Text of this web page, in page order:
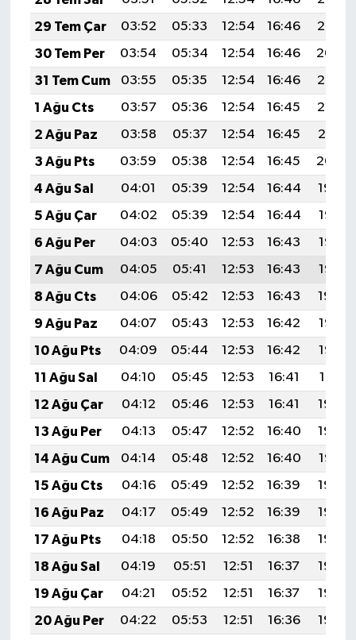
29 Tem Çar
03:52 05:33 12:54 16:46
20:05
30 Tem Per
03:54 05:34 12:54 16:46
20:04
31 Tem Cum
03:55 05:35 12:54 16:46
20:03
1 Ağu Cts
03:57 05:36 12:54 16:45
20:02
2 Ağu Paz
03:58 05:37 12:54 16:45
20:01
3 Ağu Pts
03:59 05:38 12:54 16:45
20:00
4 Ağu Sal
04:01 05:39 12:54 16:44
19:59
5 Ağu Çar
04:02 05:39 12:54 16:44
19:58
6 Ağu Per
04:03 05:40 12:53 16:43
19:57
7 Ağu Cum
04:05 05:41 12:53 16:43
19:56
8 Ağu Cts
04:06 05:42 12:53 16:43
19:54
9 Ağu Paz
04:07 05:43 12:53 16:42
19:53
10 Ağu Pts
04:09 05:44 12:53 16:42
19:52
11 Ağu Sal
04:10 05:45 12:53 16:41
19:51
12 Ağu Çar
04:12 05:46 12:53 16:41
19:50
13 Ağu Per
04:13 05:47 12:52 16:40
19:48
14 Ağu Cum
04:14 05:48 12:52 16:40
19:47
15 Ağu Cts
04:16 05:49 12:52 16:39
19:46
16 Ağu Paz
04:17 05:49 12:52 16:39
19:44
17 Ağu Pts
04:18 05:50 12:52 16:38
19:43
18 Ağu Sal
04:19 05:51 12:51 16:37
19:42
19 Ağu Çar
04:21 05:52 12:51 16:37
19:40
20 Ağu Per
04:22 05:53 12:51 16:36
19:39